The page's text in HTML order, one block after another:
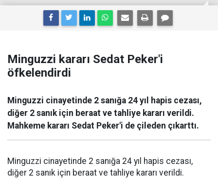
Minguzzi kararı Sedat Peker'i
öfkelendirdi
Minguzzi cinayetinde 2 sanığa 24 yıl hapis cezası,
diğer 2 sanık için beraat ve tahliye kararı verildi.
Mahkeme kararı Sedat Peker'i de çileden çıkarttı.
Minguzzi cinayetinde 2 sanığa 24 yıl hapis cezası,
diğer 2 sanık için beraat ve tahliye kararı verildi.